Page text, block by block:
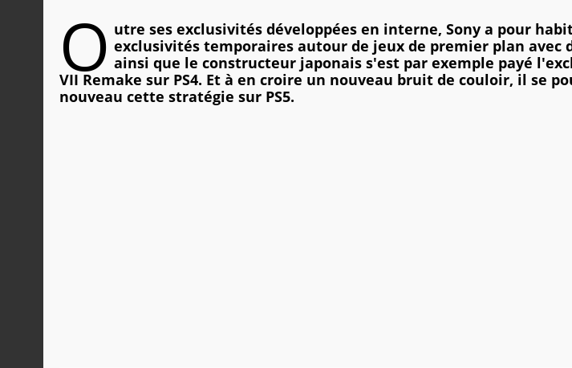
O utre ses exclusivités développées en interne, Sony a pour
exclusivités temporaires autour de jeux de premier plan avec
ainsi que le constructeur japonais s'est par exemple payé
VII Remake sur PS4. Et à en croire un nouveau bruit de couloir, il se
nouveau cette stratégie sur PS5.